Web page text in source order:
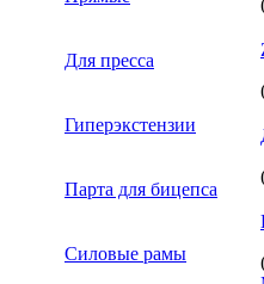
Для пресса
Гиперэкстензии
Парта для бицепса
Силовые рамы